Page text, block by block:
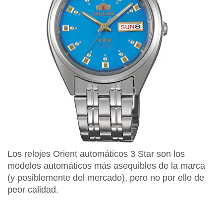
Los relojes Orient automáticos 3 Star son los
modelos automáticos más asequibles de la marca
(y posiblemente del mercado), pero no por ello de
peor calidad.